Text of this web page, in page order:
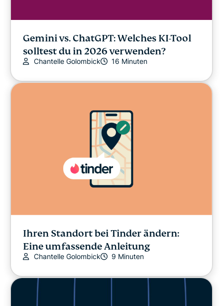
Gemini vs. ChatGPT: Welches KI-Tool
solltest du in 2026 verwenden?
Chantelle Golombick 16 Minuten
Ihren Standort bei Tinder ändern:
Eine umfassende Anleitung
Chantelle Golombick 9 Minuten